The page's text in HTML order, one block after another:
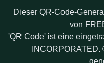
Dieser QR-Code-
von
'QR Code' ist eine